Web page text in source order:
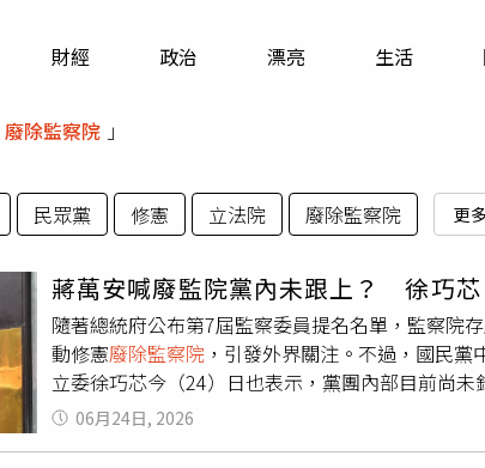
運勢
財經 政治 漂亮 生活
廢除監察院 」
民眾黨 修憲 立法院 廢除監察院 更
蔣萬安喊廢監院黨內未跟上？ 徐巧
隨著總統府公布第7屆監察委員提名名單，監察院
動修憲廢除監察院 ，引發外界關注。不過，國民
立委徐巧芯今（24）日也表示，黨團內部目前尚未
年來都曾提出改革主張，但從政治口號走到實際
不僅需要立法院高度共識，後續還須經公民複決
06月24日, 2026